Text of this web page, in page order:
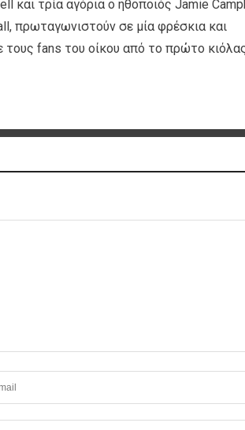
και τρία αγόρια ο ηθοποιός Jamie
πρωταγωνιστούν σε μία φρέσκια και
τους fans του οίκου από το πρώτο